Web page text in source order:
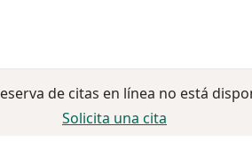
de citas en línea no está
Solicita una cita